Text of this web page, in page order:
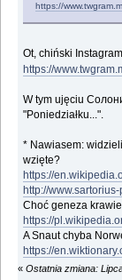
https://
Ot, chiński
https://
W tym ujęciu
"Poniedziałku...".
* Nawiasem:
wzięte?
https://
http://
Choć geneza
https://
A Snaut chyba
https://
« Ostatnia zmiana: